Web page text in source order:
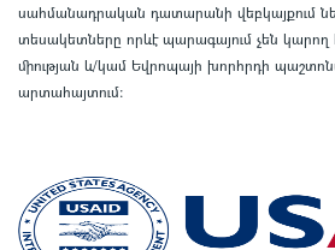
սահմանադրական դատարանի վեբկայքում
տեսակետները որևէ պարագայում չեն
միության և/կամ Եվրոպայի խորհրդի
արտահայտում: